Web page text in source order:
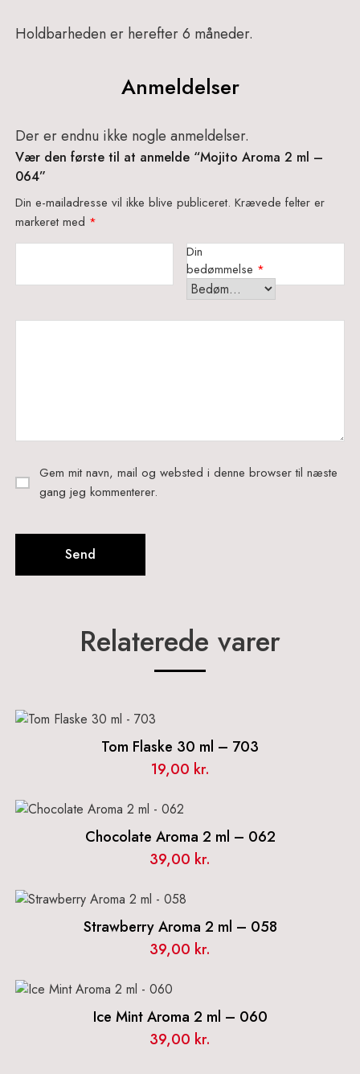
Holdbarheden er herefter 6 måneder.
Anmeldelser
Der er endnu ikke nogle anmeldelser.
Vær den første til at anmelde “Mojito Aroma 2 ml –
064”
Din e-mailadresse vil ikke blive publiceret. Krævede felter er
markeret med *
Din
bedømmelse *
Gem mit navn, mail og websted i denne browser til næste
gang jeg kommenterer.
Relaterede varer
Tom Flaske 30 ml – 703
19,00 kr.
Chocolate Aroma 2 ml – 062
39,00 kr.
Strawberry Aroma 2 ml – 058
39,00 kr.
Ice Mint Aroma 2 ml – 060
39,00 kr.